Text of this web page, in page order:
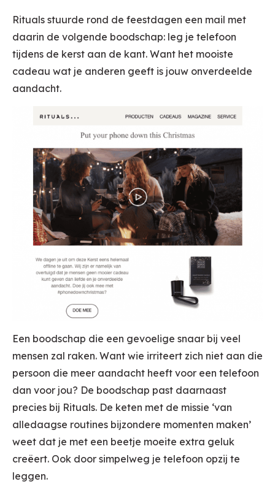
Rituals stuurde rond de feestdagen een mail met
daarin de volgende boodschap: leg je telefoon
tijdens de kerst aan de kant. Want het mooiste
cadeau wat je anderen geeft is jouw onverdeelde
aandacht.
Een boodschap die een gevoelige snaar bij veel
mensen zal raken. Want wie irriteert zich niet aan die
persoon die meer aandacht heeft voor een telefoon
dan voor jou? De boodschap past daarnaast
precies bij Rituals. De keten met de missie ‘van
alledaagse routines bijzondere momenten maken’
weet dat je met een beetje moeite extra geluk
creëert. Ook door simpelweg je telefoon opzij te
leggen.